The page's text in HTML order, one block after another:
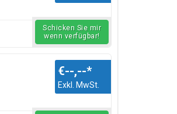
Schicken Sie mir
wenn verfügbar!
€--,--*
Exkl. MwSt.